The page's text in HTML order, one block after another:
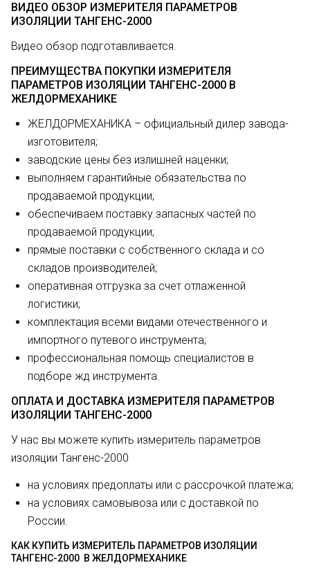
ВИДЕО ОБЗОР ИЗМЕРИТЕЛЯ ПАРАМЕТРОВ
ИЗОЛЯЦИИ ТАНГЕНС-2000
Видео обзор подготавливается.
ПРЕИМУЩЕСТВА ПОКУПКИ ИЗМЕРИТЕЛЯ
ПАРАМЕТРОВ ИЗОЛЯЦИИ ТАНГЕНС-2000 В
ЖЕЛДОРМЕХАНИКЕ
ЖЕЛДОРМЕХАНИКА – официальный дилер завода-
изготовителя;
заводские цены без излишней наценки;
выполняем гарантийные обязательства по
продаваемой продукции;
обеспечиваем поставку запасных частей по
продаваемой продукции;
прямые поставки с собственного склада и со
складов производителей;
оперативная отгрузка за счет отлаженной
логистики;
комплектация всеми видами отечественного и
импортного путевого инструмента;
профессиональная помощь специалистов в
подборе жд инструмента.
ОПЛАТА И ДОСТАВКА ИЗМЕРИТЕЛЯ ПАРАМЕТРОВ
ИЗОЛЯЦИИ ТАНГЕНС-2000
У нас вы можете купить измеритель параметров
изоляции Тангенс-2000
на условиях предоплаты или с рассрочкой платежа;
на условиях самовывоза или с доставкой по
России.
КАК КУПИТЬ ИЗМЕРИТЕЛЬ ПАРАМЕТРОВ ИЗОЛЯЦИИ
ТАНГЕНС-2000 В ЖЕЛДОРМЕХАНИКЕ